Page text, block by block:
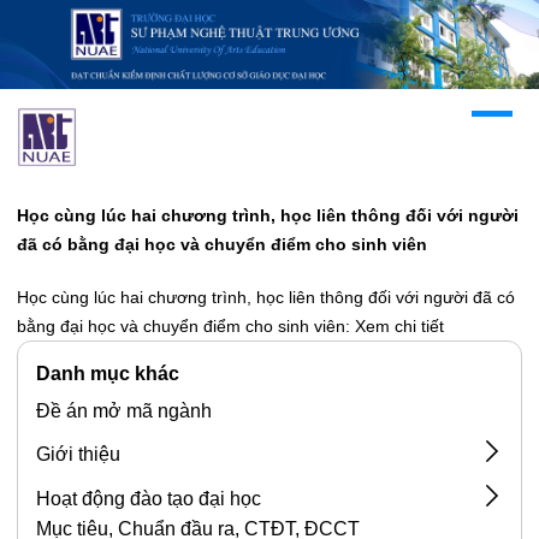
Học cùng lúc hai chương trình, học liên thông đối với người
đã có bằng đại học và chuyển điểm cho sinh viên
Học cùng lúc hai chương trình, học liên thông đối với người đã có
bằng đại học và chuyển điểm cho sinh viên: Xem chi tiết
Danh mục khác
Đề án mở mã ngành
Giới thiệu
Các chương trình đào tạo
Các ngành đào tạo trong trường Đại học Sư phạm
Hoạt động đào tạo đại học
Mục tiêu, Chuẩn đầu ra, CTĐT, ĐCCT